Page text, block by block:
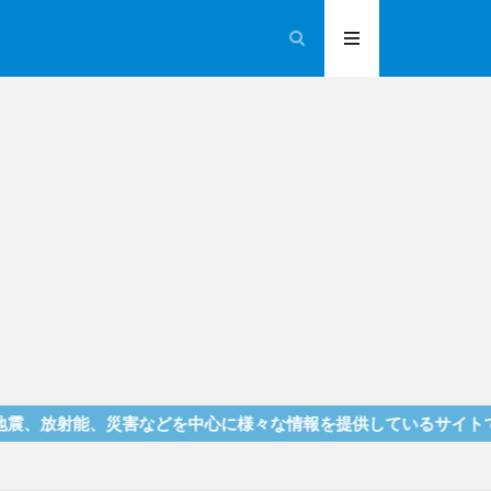
能、災害などを中心に様々な情報を提供しているサイトです！